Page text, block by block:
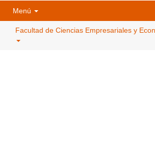
Menú
Facultad de Ciencias Empresariales y